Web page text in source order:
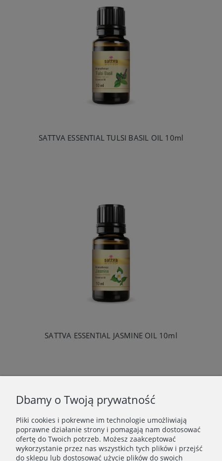
SATTVA ESSENTIAL TULSI BASIL OIL 10ml
SATTVA ESSENTIAL JASMINE OIL 10ml
WAŻNE INFORMACJE
POLECANE STRONY
Dbamy o Twoją prywatność
Pliki cookies i pokrewne im technologie umożliwiają
poprawne działanie strony i pomagają nam dostosować
ofertę do Twoich potrzeb. Możesz zaakceptować
wykorzystanie przez nas wszystkich tych plików i przejść
do sklepu lub dostosować użycie plików do swoich